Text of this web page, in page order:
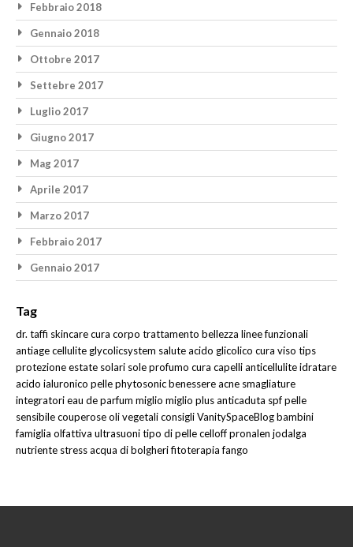
Febbraio 2018
Gennaio 2018
Ottobre 2017
Settebre 2017
Luglio 2017
Giugno 2017
Mag 2017
Aprile 2017
Marzo 2017
Febbraio 2017
Gennaio 2017
Tag
dr. taffi skincarecura corpo trattamento bellezza linee funzionali
antiagecellulite glycolicsystem saluteacido glicolico cura viso tips
protezioneestate solari soleprofumo cura capellianticelluliteidratare
acido ialuronico pellephytosonicbenessereacne smagliature
integratorieau de parfum miglio miglio plusanticaduta spfpelle
sensibilecouperoseoli vegetaliconsigliVanitySpaceBlogbambini
famiglia olfattiva ultrasuonitipo di pellecelloffpronalen jodalga
nutriente stressacqua di bolgherifitoterapiafango